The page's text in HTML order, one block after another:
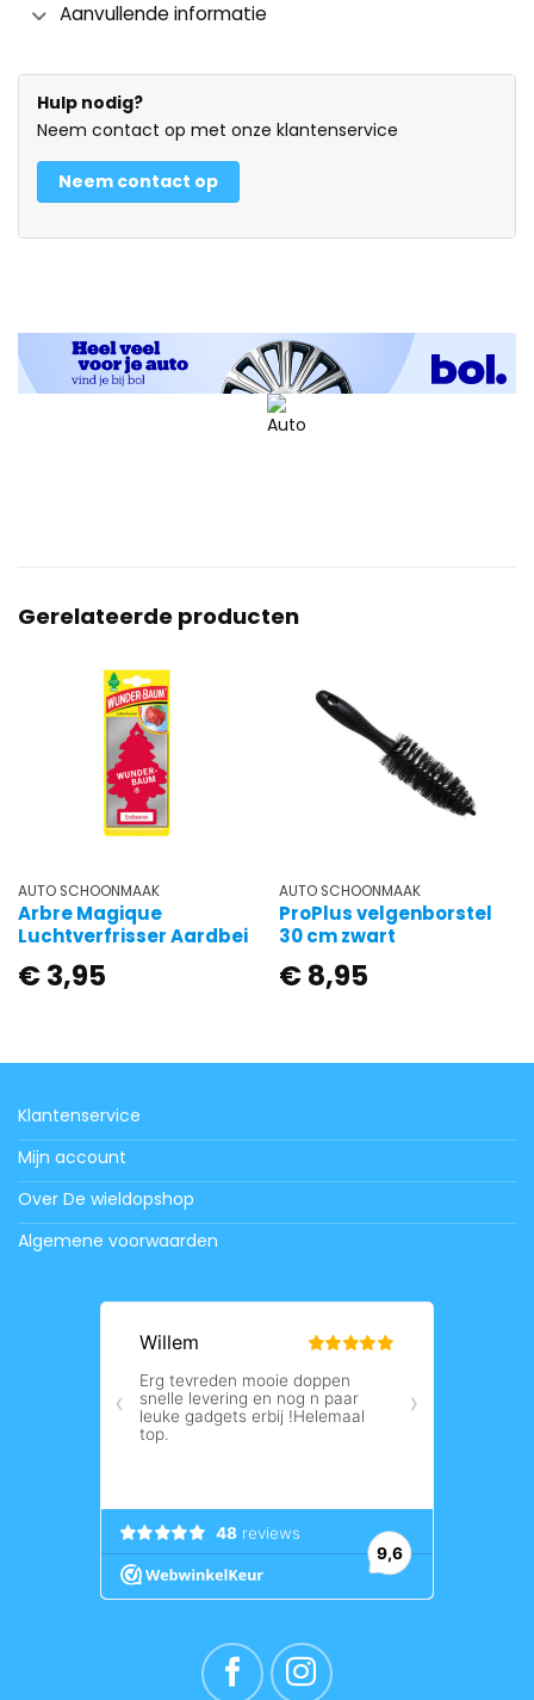
Aanvullende informatie
Hulp nodig?
Neem contact op met onze klantenservice
Neem contact op
Gerelateerde producten
AUTO SCHOONMAAK
Arbre Magique
Luchtverfrisser Aardbei
€3,95
AUTO SCHOONMAAK
ProPlus velgenborstel
30 cm zwart
€8,95
Klantenservice
Mijn account
Over De wieldopshop
Algemene voorwaarden